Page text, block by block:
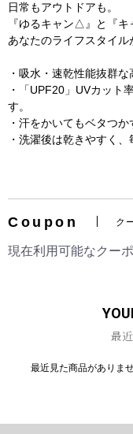
お買い物
日常もアウトドアも。
『ゆるキャン△』と『キ
あなたのライフスタイル
・吸水・速乾性能抜群な
・「UPF20」UVカット
す。
・汗をかいてもベタつ
・洗濯後は乾きやすく
Coupon ク
現在利用可能なクー
最
最近見た商品がありませ